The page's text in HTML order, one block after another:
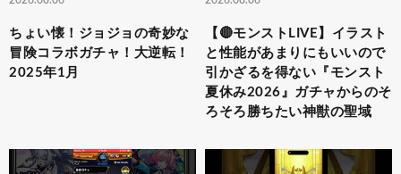
ちょい懐！ジョジョの奇妙な
冒険コラボガチャ！大逆転！
2025年1月
【🔴モンストLIVE】イラスト
と性能があまりにもいいので
引かざるを得ない『モンスト
夏休み2026』ガチャからのそ
ろそろ勝ちたい神獣の聖域